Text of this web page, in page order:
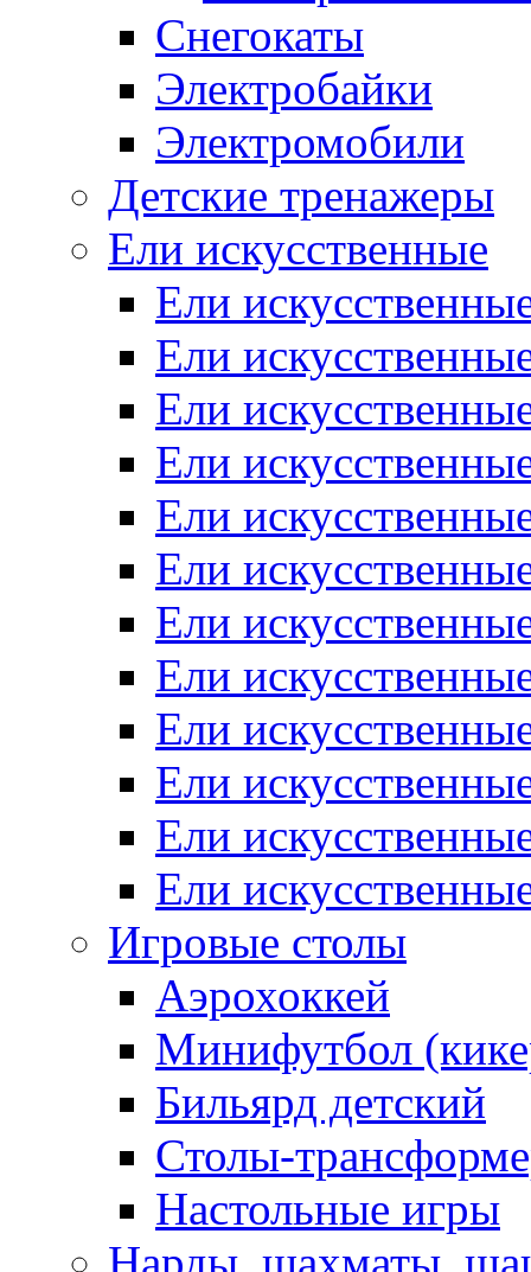
Снегокаты
Электробайки
Электромобили
Детские тренажеры
Ели искусственные
Ели
Ели
Ели
Ели
Ели
Ели
Ели
Ели
Ели
Ели
Ели
Ели
Игровые столы
Аэрохоккей
Минифутбол
Бильярд детский
Столы-
Настольные игры